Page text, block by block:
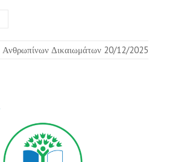
Δικαιωμάτων 20/12/2025